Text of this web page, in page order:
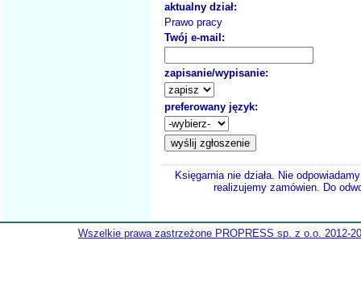
aktualny dział:
Prawo pracy
Twój e-mail:
zapisanie/wypisanie:
preferowany język:
Księgarnia nie działa. Nie
realizujemy zamówien. Do
Wszelkie prawa zastrzeżone PROPRESS sp. z o.o. 2012-